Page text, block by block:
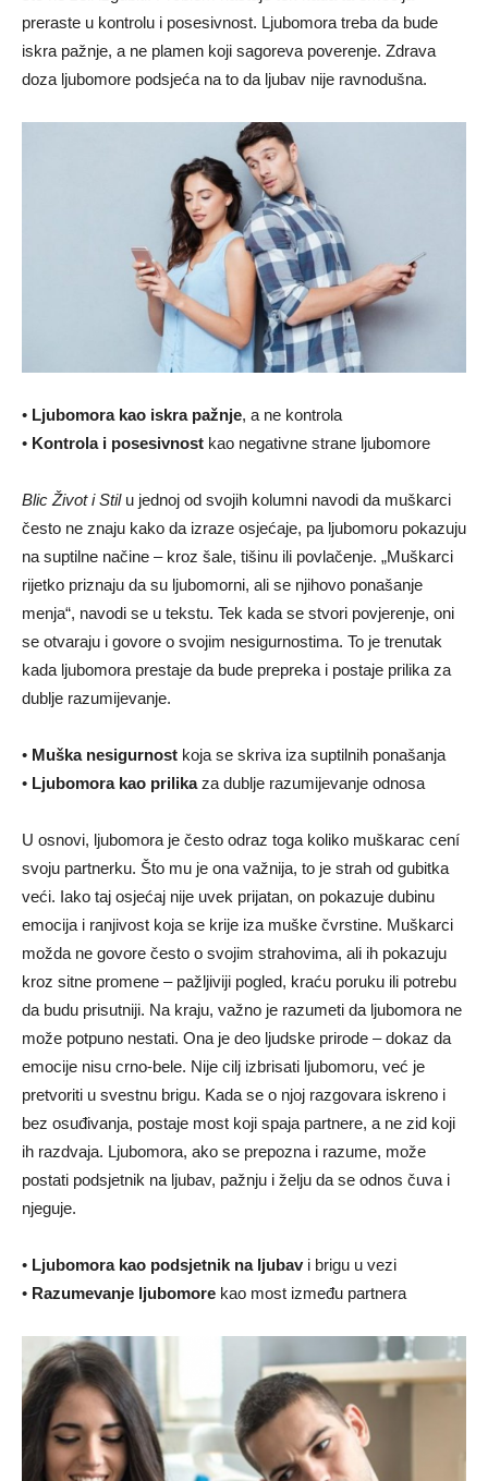
preraste u kontrolu i posesivnost. Ljubomora treba da bude
iskra pažnje, a ne plamen koji sagoreva poverenje. Zdrava
doza ljubomore podsjeća na to da ljubav nije ravnodušna.
• Ljubomora kao iskra pažnje, a ne kontrola
• Kontrola i posesivnost kao negativne strane ljubomore
Blic Život i Stilu jednoj od svojih kolumni navodi da muškarci
često ne znaju kako da izraze osjećaje, pa ljubomoru pokazuju
na suptilne načine – kroz šale, tišinu ili povlačenje. „Muškarci
rijetko priznaju da su ljubomorni, ali se njihovo ponašanje
menja“, navodi se u tekstu. Tek kada se stvori povjerenje, oni
se otvaraju i govore o svojim nesigurnostima. To je trenutak
kada ljubomora prestaje da bude prepreka i postaje prilika za
dublje razumijevanje.
• Muška nesigurnost koja se skriva iza suptilnih ponašanja
• Ljubomora kao prilikaza dublje razumijevanje odnosa
U osnovi, ljubomora je često odraz toga koliko muškarac cení
svoju partnerku. Što mu je ona važnija, to je strah od gubitka
veći. Iako taj osjećaj nije uvek prijatan, on pokazuje dubinu
emocija i ranjivost koja se krije iza muške čvrstine. Muškarci
možda ne govore često o svojim strahovima, ali ih pokazuju
kroz sitne promene – pažljiviji pogled, kraću poruku ili potrebu
da budu prisutniji. Na kraju, važno je razumeti da ljubomora ne
može potpuno nestati. Ona je deo ljudske prirode – dokaz da
emocije nisu crno-bele. Nije cilj izbrisati ljubomoru, već je
pretvoriti u svestnu brigu. Kada se o njoj razgovara iskreno i
bez osuđivanja, postaje most koji spaja partnere, a ne zid koji
ih razdvaja. Ljubomora, ako se prepozna i razume, može
postati podsjetnik na ljubav, pažnju i želju da se odnos čuva i
njeguje.
• Ljubomora kao podsjetnik na ljubavi brigu u vezi
• Razumevanje ljubomore kao most između partnera